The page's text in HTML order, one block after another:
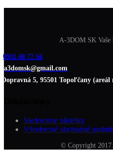
A-3DOM SK
0911 40 77 66
a3domsk@gmail.com
Dopravná 5, 95501 Topoľčany (areál
Sledovanie zásielky
Všeobecné obchodné
© Copyright